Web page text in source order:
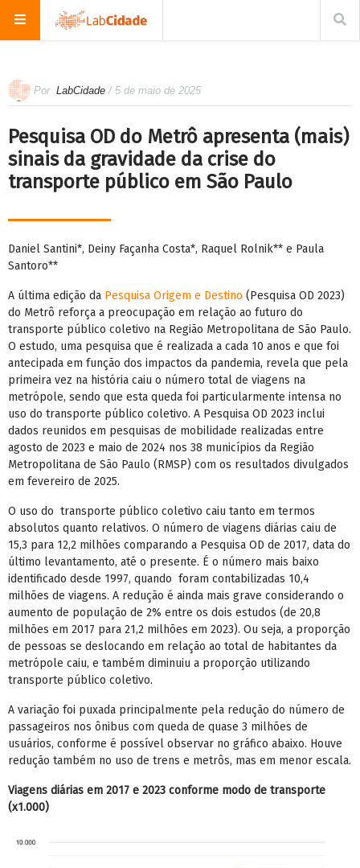
Por LabCidade / 5 de maio de 2025
Pesquisa OD do Metrô apresenta (mais)
sinais da gravidade da crise do
transporte público em São Paulo
Daniel Santini*, Deiny Façanha Costa*, Raquel Rolnik** e Paula
Santoro**
A última edição da Pesquisa Origem e Destino (Pesquisa OD 2023)
do Metrô reforça a preocupação em relação ao futuro do
transporte público coletivo na Região Metropolitana de São Paulo.
O estudo, uma pesquisa que é realizada a cada 10 anos e que foi
antecipada em função dos impactos da pandemia, revela que pela
primeira vez na história caiu o número total de viagens na
metrópole, sendo que esta queda foi particularmente intensa no
uso do transporte público coletivo. A Pesquisa OD 2023 inclui
dados reunidos em pesquisas de mobilidade realizadas entre
agosto de 2023 e maio de 2024 nos 38 municípios da Região
Metropolitana de São Paulo (RMSP) com os resultados divulgados
em fevereiro de 2025.
O uso do transporte público coletivo caiu tanto em termos
absolutos quanto relativos. O número de viagens diárias caiu de
15,3 para 12,2 milhões comparando a Pesquisa OD de 2017, data do
último levantamento, até o presente. É o número mais baixo
identificado desde 1997, quando foram contabilizadas 10,4
milhões de viagens. A redução é ainda mais grave considerando o
aumento de população de 2% entre os dois estudos (de 20,8
milhões em 2017 para 21,2 milhões em 2023). Ou seja, a proporção
de pessoas se deslocando em relação ao total de habitantes da
metrópole caiu, e também diminuiu a proporção utilizando
transporte público coletivo.
A variação foi puxada principalmente pela redução do número de
passageiros nos ônibus com queda de quase 3 milhões de
usuários, conforme é possível observar no gráfico abaixo. Houve
redução também no uso de trens e metrôs, mas em menor escala.
Viagens diárias em 2017 e 2023 conforme modo de transporte
(x1.000)